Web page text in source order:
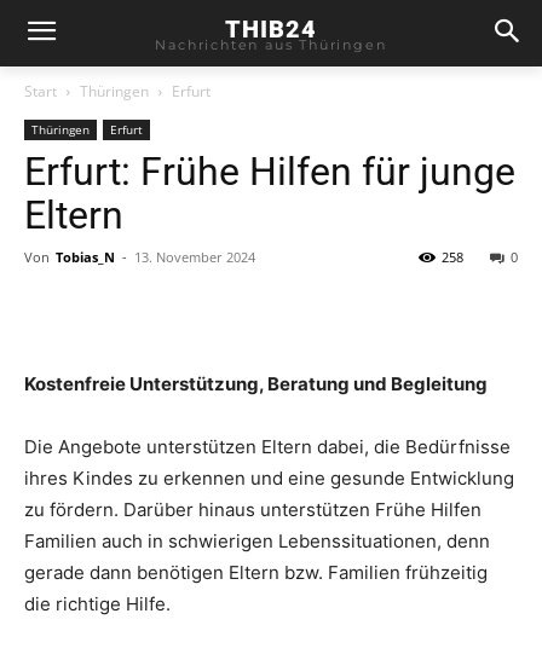
THIB24
Nachrichten aus Thüringen
Start Thüringen Erfurt
Thüringen Erfurt
Erfurt: Frühe Hilfen für junge
Eltern
Von Tobias_N - 13. November 2024 0
258
Kostenfreie Unterstützung, Beratung und Begleitung
Die Angebote unterstützen Eltern dabei, die Bedürfnisse
ihres Kindes zu erkennen und eine gesunde Entwicklung
zu fördern. Darüber hinaus unterstützen Frühe Hilfen
Familien auch in schwierigen Lebenssituationen, denn
gerade dann benötigen Eltern bzw. Familien frühzeitig
die richtige Hilfe.